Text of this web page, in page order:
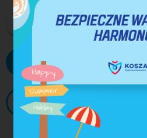
DRUKUJ PDF
WIĘCEJ AKTUALNOŚCI
ARCHIWUM